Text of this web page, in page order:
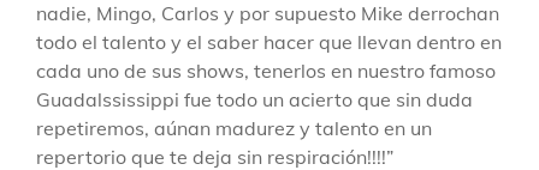
nadie, Mingo, Carlos y por supuesto Mike derrochan
todo el talento y el saber hacer que llevan dentro en
cada uno de sus shows, tenerlos en nuestro famoso
Guadalssissippi fue todo un acierto que sin duda
repetiremos, aúnan madurez y talento en un
repertorio que te deja sin respiración!!!!”